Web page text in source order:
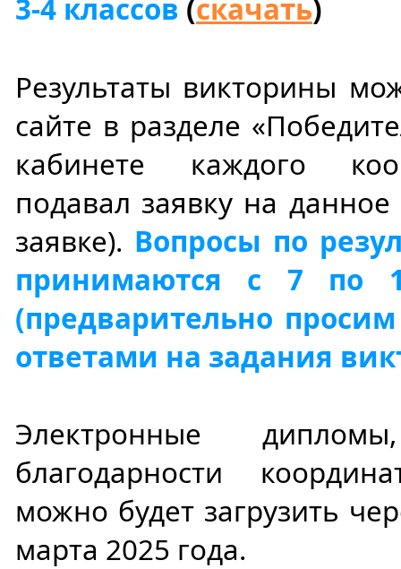
3-4 классов (скачать)
Результаты викторины
сайте в разделе
кабинете каждого
подавал заявку на
заявке). Вопросы по
принимаются с 7 по
(предварительно
ответами на задания
Электронные
благодарности
можно будет загрузить
марта 2025 года.